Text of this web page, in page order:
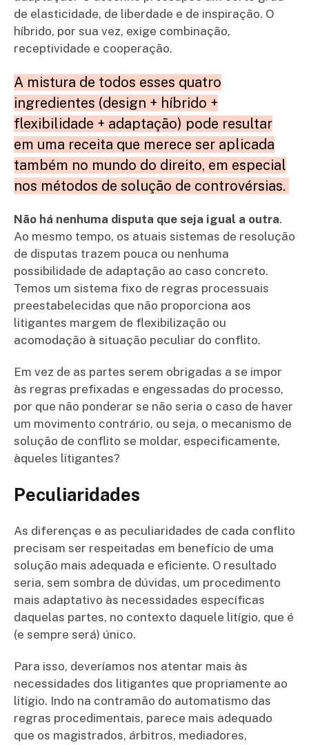
de elasticidade, de liberdade e de inspiração. O
híbrido, por sua vez, exige combinação,
receptividade e cooperação.
A mistura de todos esses quatro
ingredientes (design + híbrido +
flexibilidade + adaptação) pode resultar
em uma receita que merece ser aplicada
também no mundo do direito, em especial
nos métodos de solução de controvérsias.
Não há nenhuma disputa que seja igual a outra.
Ao mesmo tempo, os atuais sistemas de resolução
de disputas trazem pouca ou nenhuma
possibilidade de adaptação ao caso concreto.
Temos um sistema fixo de regras processuais
preestabelecidas que não proporciona aos
litigantes margem de flexibilização ou
acomodação à situação peculiar do conflito.
Em vez de as partes serem obrigadas a se impor
às regras prefixadas e engessadas do processo,
por que não ponderar se não seria o caso de haver
um movimento contrário, ou seja, o mecanismo de
solução de conflito se moldar, especificamente,
àqueles litigantes?
Peculiaridades
As diferenças e as peculiaridades de cada conflito
precisam ser respeitadas em benefício de uma
solução mais adequada e eficiente. O resultado
seria, sem sombra de dúvidas, um procedimento
mais adaptativo às necessidades específicas
daquelas partes, no contexto daquele litígio, que é
(e sempre será) único.
Para isso, deveríamos nos atentar mais às
necessidades dos litigantes que propriamente ao
litígio. Indo na contramão do automatismo das
regras procedimentais, parece mais adequado
que os magistrados, árbitros, mediadores,